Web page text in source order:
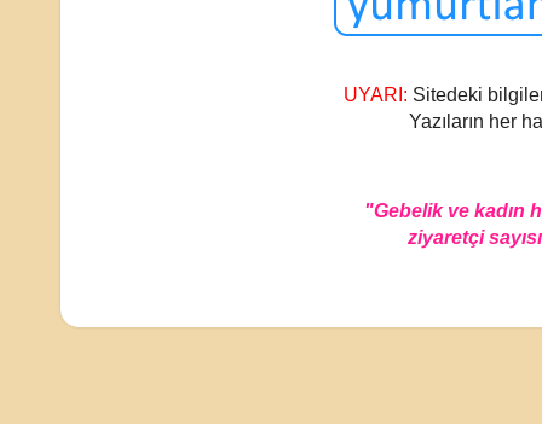
UYARI: Sitedeki
Yazıların her
"Gebelik ve kadın
ziyaretçi